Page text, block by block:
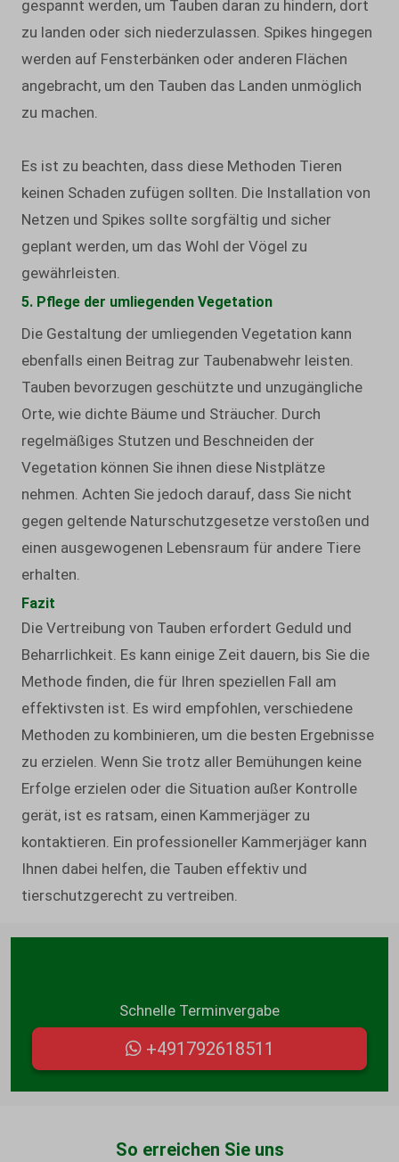
gespannt werden, um Tauben daran zu hindern, dort
zu landen oder sich niederzulassen. Spikes hingegen
werden auf Fensterbänken oder anderen Flächen
angebracht, um den Tauben das Landen unmöglich
zu machen.
Es ist zu beachten, dass diese Methoden Tieren
keinen Schaden zufügen sollten. Die Installation von
Netzen und Spikes sollte sorgfältig und sicher
geplant werden, um das Wohl der Vögel zu
gewährleisten.
5. Pflege der umliegenden Vegetation
Die Gestaltung der umliegenden Vegetation kann
ebenfalls einen Beitrag zur Taubenabwehr leisten.
Tauben bevorzugen geschützte und unzugängliche
Orte, wie dichte Bäume und Sträucher. Durch
regelmäßiges Stutzen und Beschneiden der
Vegetation können Sie ihnen diese Nistplätze
nehmen. Achten Sie jedoch darauf, dass Sie nicht
gegen geltende Naturschutzgesetze verstoßen und
einen ausgewogenen Lebensraum für andere Tiere
erhalten.
Fazit
Die Vertreibung von Tauben erfordert Geduld und
Beharrlichkeit. Es kann einige Zeit dauern, bis Sie die
Methode finden, die für Ihren speziellen Fall am
effektivsten ist. Es wird empfohlen, verschiedene
Methoden zu kombinieren, um die besten Ergebnisse
zu erzielen. Wenn Sie trotz aller Bemühungen keine
Erfolge erzielen oder die Situation außer Kontrolle
gerät, ist es ratsam, einen Kammerjäger zu
kontaktieren. Ein professioneller Kammerjäger kann
Ihnen dabei helfen, die Tauben effektiv und
tierschutzgerecht zu vertreiben.
Schnelle Terminvergabe
+491792618511
So erreichen Sie uns